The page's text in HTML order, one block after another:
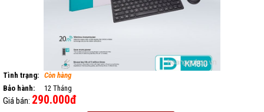
Tình trạng: Còn hàng
Bảo hành:
12 Tháng
Giá bán: 290.000đ